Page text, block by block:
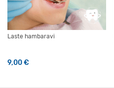
Laste hambaravi
9,00€